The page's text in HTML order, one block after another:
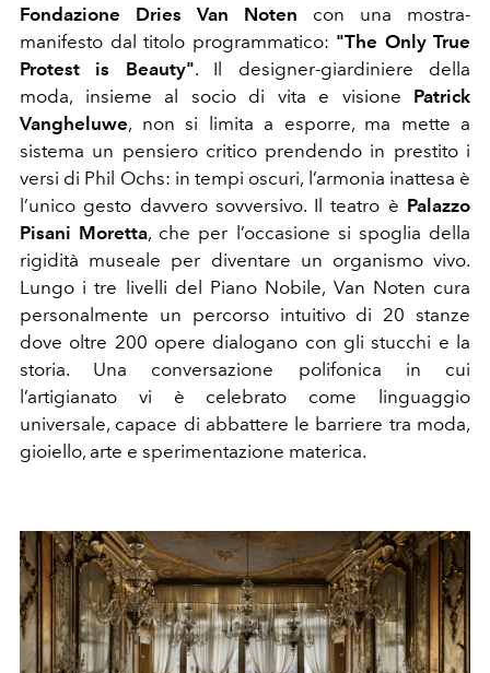
Fondazione Dries Van Noten con una mostra-
manifesto dal titolo programmatico: "The Only True
Protest is Beauty". Il designer-giardiniere della
moda, insieme al socio di vita e visione Patrick
Vangheluwe, non si limita a esporre, ma mette a
sistema un pensiero critico prendendo in prestito i
versi di Phil Ochs: in tempi oscuri, l’armonia inattesa è
l’unico gesto davvero sovversivo. Il teatro è Palazzo
Pisani Moretta, che per l’occasione si spoglia della
rigidità museale per diventare un organismo vivo.
Lungo i tre livelli del Piano Nobile, Van Noten cura
personalmente un percorso intuitivo di 20 stanze
dove oltre 200 opere dialogano con gli stucchi e la
storia. Una conversazione polifonica in cui
l’artigianato vi è celebrato come linguaggio
universale, capace di abbattere le barriere tra moda,
gioiello, arte e sperimentazione materica.